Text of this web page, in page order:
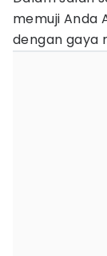
memuji Anda
dengan gaya